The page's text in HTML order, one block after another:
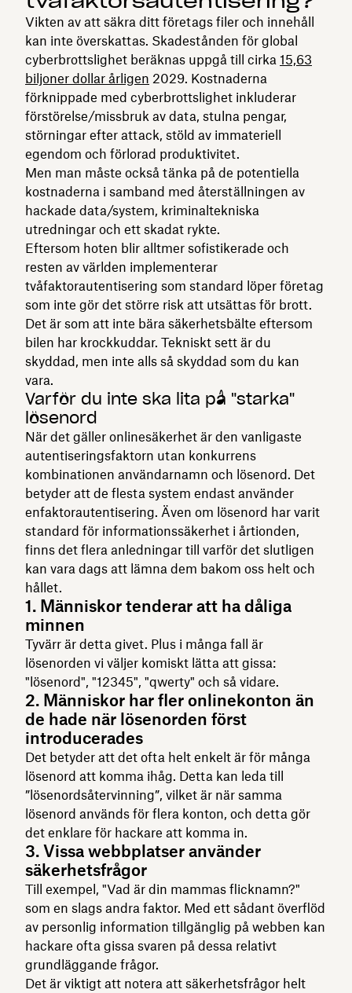
Vikten av att säkra ditt företags filer och innehåll
kan inte överskattas. Skadestånden för global
cyberbrottslighet beräknas uppgå till cirka 15,63
biljoner dollar årligen 2029. Kostnaderna
förknippade med cyberbrottslighet inkluderar
förstörelse/missbruk av data, stulna pengar,
störningar efter attack, stöld av immateriell
egendom och förlorad produktivitet.
Men man måste också tänka på de potentiella
kostnaderna i samband med återställningen av
hackade data/system, kriminaltekniska
utredningar och ett skadat rykte.
Eftersom hoten blir alltmer sofistikerade och
resten av världen implementerar
tvåfaktorautentisering som standard löper företag
som inte gör det större risk att utsättas för brott.
Det är som att inte bära säkerhetsbälte eftersom
bilen har krockkuddar. Tekniskt sett är du
skyddad, men inte alls så skyddad som du kan
vara.
Varför du inte ska lita på "starka"
lösenord
När det gäller onlinesäkerhet är den vanligaste
autentiseringsfaktorn⁠ utan konkurrens
kombinationen användarnamn och lösenord. Det
betyder att de flesta system endast använder
enfaktorautentisering. Även om lösenord har varit
standard för informationssäkerhet i årtionden,
finns det flera anledningar till varför det slutligen
kan vara dags att lämna dem bakom oss helt och
hållet.
1. Människor tenderar att ha dåliga
minnen
Tyvärr är detta givet. Plus i många fall är
lösenorden vi väljer komiskt lätta att gissa:
"lösenord", "12345", "qwerty" och så vidare.
2. Människor har fler onlinekonton än
de hade när lösenorden först
introducerades
Det betyder att det ofta helt enkelt är för många
lösenord att komma ihåg. Detta kan leda till
”lösenordsåtervinning”, vilket är när samma
lösenord används för flera konton, och detta gör
det enklare för hackare att komma in.
3. Vissa webbplatser använder
säkerhetsfrågor
Till exempel, "Vad är din mammas flicknamn?"
som en slags andra faktor. Med ett sådant överflöd
av personlig information tillgänglig på webben kan
hackare ofta gissa svaren på dessa relativt
grundläggande frågor.
Det är viktigt att notera att säkerhetsfrågor helt